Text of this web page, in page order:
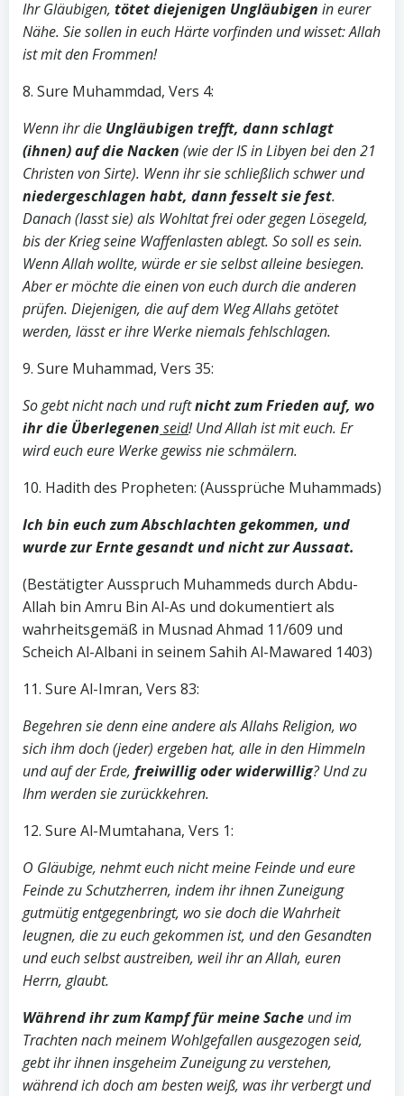
Ihr Gläubigen, tötet diejenigen Ungläubigen in eurer
Nähe. Sie sollen in euch Härte vorfinden und wisset: Allah
ist mit den Frommen!
8. Sure Muhammdad, Vers 4:
Wenn ihr die Ungläubigen trefft, dann schlagt
(ihnen) auf die Nacken (wie der IS in Libyen bei den 21
Christen von Sirte). Wenn ihr sie schließlich schwer und
niedergeschlagen habt, dann fesselt sie fest.
Danach (lasst sie) als Wohltat frei oder gegen Lösegeld,
bis der Krieg seine Waffenlasten ablegt. So soll es sein.
Wenn Allah wollte, würde er sie selbst alleine besiegen.
Aber er möchte die einen von euch durch die anderen
prüfen. Diejenigen, die auf dem Weg Allahs getötet
werden, lässt er ihre Werke niemals fehlschlagen.
9. Sure Muhammad, Vers 35:
So gebt nicht nach und ruftnicht zum Frieden auf, wo
ihr die Überlegenen seid! Und Allah ist mit euch. Er
wird euch eure Werke gewiss nie schmälern.
10. Hadith des Propheten: (Aussprüche Muhammads)
Ich bin euch zum Abschlachten gekommen, und
wurde zur Ernte gesandt und nicht zur Aussaat.
(Bestätigter Ausspruch Muhammeds durch Abdu-
Allah bin Amru Bin Al-As und dokumentiert als
wahrheitsgemäß in Musnad Ahmad 11/609 und
Scheich Al-Albani in seinem Sahih Al-Mawared 1403)
11. Sure Al-Imran, Vers 83:
Begehren sie denn eine andere als Allahs Religion, wo
sich ihm doch (jeder) ergeben hat, alle in den Himmeln
und auf der Erde, freiwillig oder widerwillig? Und zu
Ihm werden sie zurückkehren.
12. Sure Al-Mumtahana, Vers 1:
O Gläubige, nehmt euch nicht meine Feinde und eure
Feinde zu Schutzherren, indem ihr ihnen Zuneigung
gutmütig entgegenbringt, wo sie doch die Wahrheit
leugnen, die zu euch gekommen ist, und den Gesandten
und euch selbst austreiben, weil ihr an Allah, euren
Herrn, glaubt.
Während ihr zum Kampf für meine Sache und im
Trachten nach meinem Wohlgefallen ausgezogen seid,
gebt ihr ihnen insgeheim Zuneigung zu verstehen,
während ich doch am besten weiß, was ihr verbergt und